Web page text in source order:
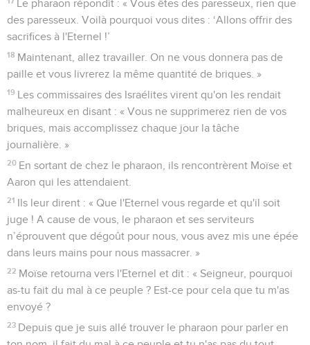
Le pharaon répondit : « Vous êtes des paresseux, rien que
des paresseux. Voilà pourquoi vous dites : ‘Allons offrir des
sacrifices à l'Eternel !’
18 Maintenant, allez travailler. On ne vous donnera pas de
paille et vous livrerez la même quantité de briques. »
19 Les commissaires des Israélites virent qu'on les rendait
malheureux en disant : « Vous ne supprimerez rien de vos
briques, mais accomplissez chaque jour la tâche
journalière. »
20 En sortant de chez le pharaon, ils rencontrèrent Moïse et
Aaron qui les attendaient.
21 Ils leur dirent : « Que l'Eternel vous regarde et qu'il soit
juge ! A cause de vous, le pharaon et ses serviteurs
n’éprouvent que dégoût pour nous, vous avez mis une épée
dans leurs mains pour nous massacrer. »
22 Moïse retourna vers l'Eternel et dit : « Seigneur, pourquoi
as-tu fait du mal à ce peuple ? Est-ce pour cela que tu m'as
envoyé ?
23 Depuis que je suis allé trouver le pharaon pour parler en